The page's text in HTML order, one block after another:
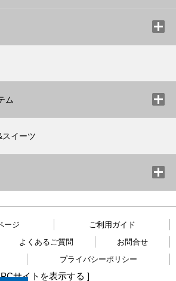
ム
スイーツ
ージ
ご利用ガイド
よくあるご質問
お問合せ
プライバシーポリシー
PCサイトを表示する ]